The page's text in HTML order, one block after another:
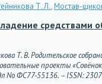
Т. Л.,Мостав-
средствами
Т. В. Родительское
проекты
No ФС77-55136. – ISSN: